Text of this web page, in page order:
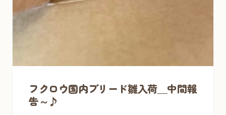
フクロウ国内ブリード雛入荷＿中間報
告～♪